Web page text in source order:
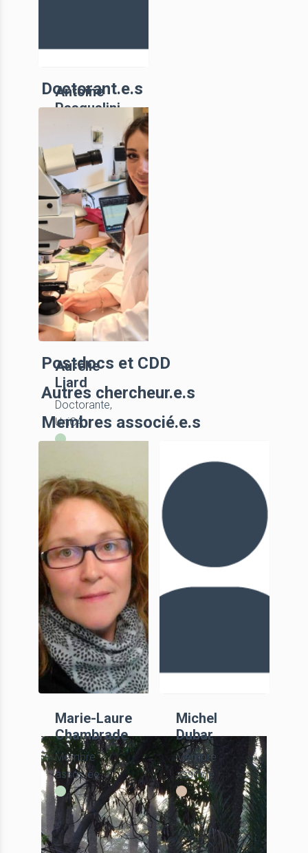
Antoine
Pasqualini
IE, CNRS
Doctorant.e.s
Aurélie
Liard
Doctorante,
UniCA
Postdocs et CDD
Autres chercheur.e.s
Membres associé.e.s
Marie-Laure
Chambrade
Membre
associée
Michel
Dubar
Membre
associé